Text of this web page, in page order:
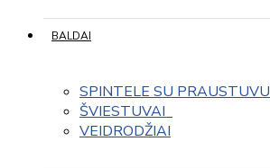
BALDAI
SPINTELE SU PRAUSTUVU
ŠVIESTUVAI
VEIDRODŽIAI